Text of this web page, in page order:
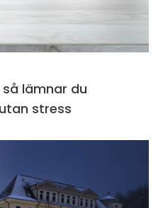
lämnar du
stress